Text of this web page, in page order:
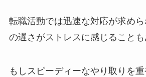
転職活動では迅速な対応が求め
の遅さがストレスに感じることも
もしスピーディーなやり取りを重